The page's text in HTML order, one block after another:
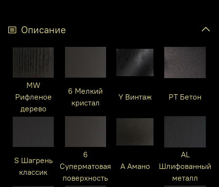
Описание
MW
Рифленое
дерево
6 Мелкий
кристал
Y Винтаж PT Бетон
S Шагрень
классик
6
Суперматовая
поверхность
A Амано
AL
Шлифованный
металл